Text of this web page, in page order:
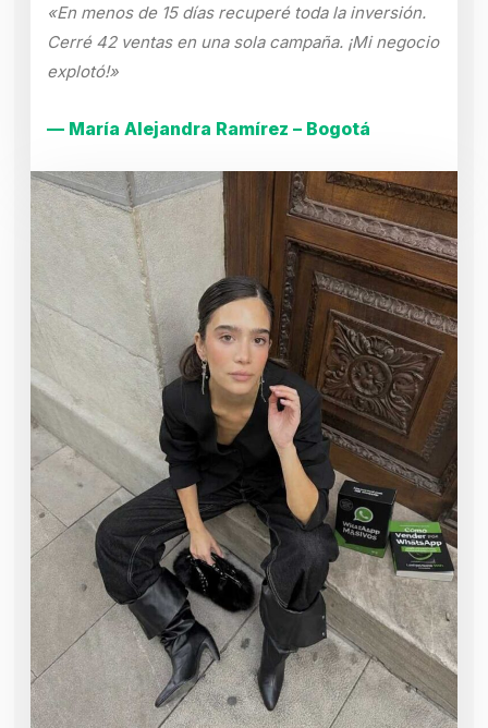
«En menos de 15 días recuperé toda la inversión.
Cerré 42 ventas en una sola campaña. ¡Mi negocio
explotó!»
— María Alejandra Ramírez – Bogotá